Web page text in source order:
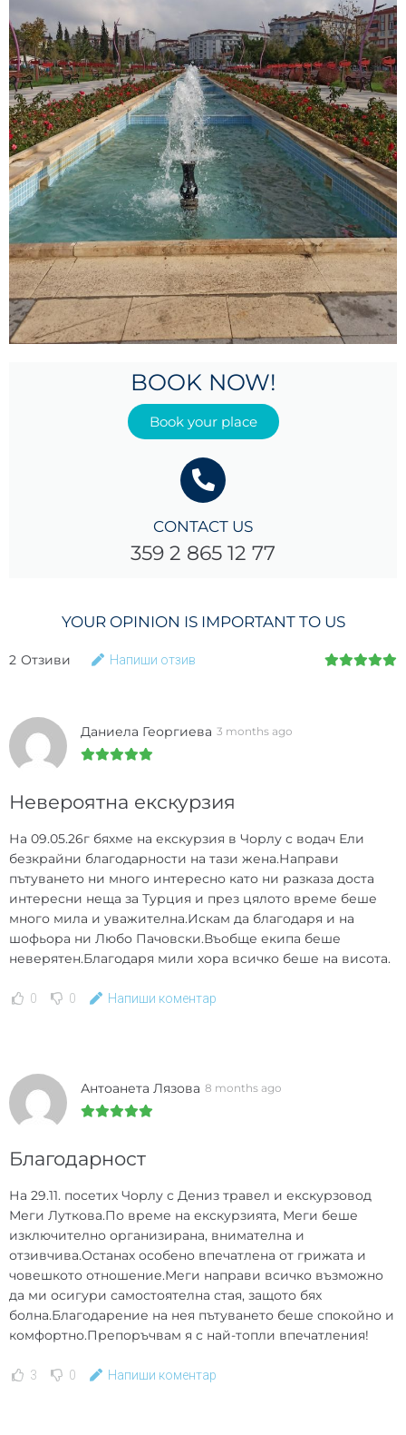
BOOK NOW!
Book your place
CONTACT US
359 2 865 12 77
YOUR OPINION IS IMPORTANT TO US
2 Отзиви Напиши отзив
Даниела Георгиева 3 months ago
Невероятна екскурзия
На 09.05.26г бяхме на екскурзия в Чорлу с водач Ели
безкрайни благодарности на тази жена.Направи
пътуването ни много интересно като ни разказа доста
интересни неща за Турция и през цялото време беше
много мила и уважителна.Искам да благодаря и на
шофьора ни Любо Пачовски.Въобще екипа беше
неверятен.Благодаря мили хора всичко беше на висота.
0 0 Напиши коментар
Антоанета Лязова 8 months ago
Благодарност
На 29.11. посетих Чорлу с Дениз травел и екскурзовод
Меги Луткова.По време на екскурзията, Меги беше
изключително организирана, внимателна и
отзивчива.Останах особено впечатлена от грижата и
човешкото отношение.Меги направи всичко възможно
да ми осигури самостоятелна стая, защото бях
болна.Благодарение на нея пътуването беше спокойно и
комфортно.Препоръчвам я с най-топли впечатления!
3 0 Напиши коментар